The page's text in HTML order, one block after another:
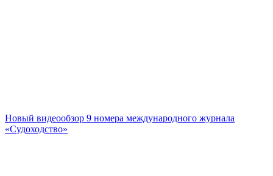
Новый видеообзор 9 номера международного журнала
«Судоходство»